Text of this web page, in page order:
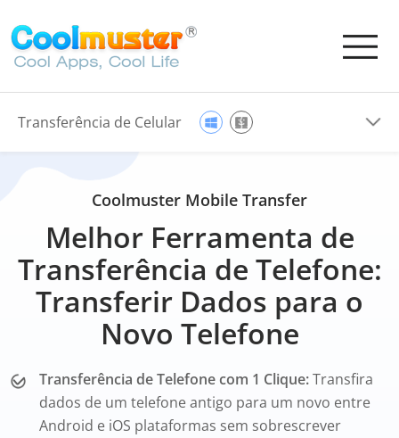
Transferência de Celular
Coolmuster Mobile Transfer
Melhor Ferramenta de
Transferência de Telefone:
Transferir Dados para o
Novo Telefone
Transferência de Telefone com 1 Clique:Transfira
dados de um telefone antigo para um novo entre
Android e iOS plataformas sem sobrescrever